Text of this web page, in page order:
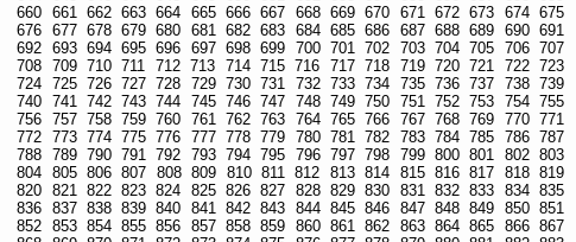
660 661 662 663 664 665 666 667 668 669 670 671 672 673 674 675
676 677 678 679 680 681 682 683 684 685 686 687 688 689 690 691
692 693 694 695 696 697 698 699 700 701 702 703 704 705 706 707
708 709 710 711 712 713 714 715 716 717 718 719 720 721 722 723
724 725 726 727 728 729 730 731 732 733 734 735 736 737 738 739
740 741 742 743 744 745 746 747 748 749 750 751 752 753 754 755
756 757 758 759 760 761 762 763 764 765 766 767 768 769 770 771
772 773 774 775 776 777 778 779 780 781 782 783 784 785 786 787
788 789 790 791 792 793 794 795 796 797 798 799 800 801 802 803
804 805 806 807 808 809 810 811 812 813 814 815 816 817 818 819
820 821 822 823 824 825 826 827 828 829 830 831 832 833 834 835
836 837 838 839 840 841 842 843 844 845 846 847 848 849 850 851
852 853 854 855 856 857 858 859 860 861 862 863 864 865 866 867